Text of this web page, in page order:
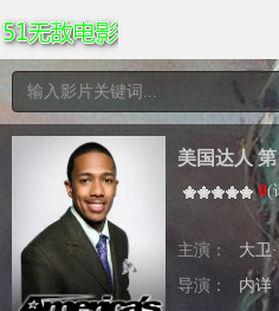
美国达人
0(
主演： 大卫
导演：
内详